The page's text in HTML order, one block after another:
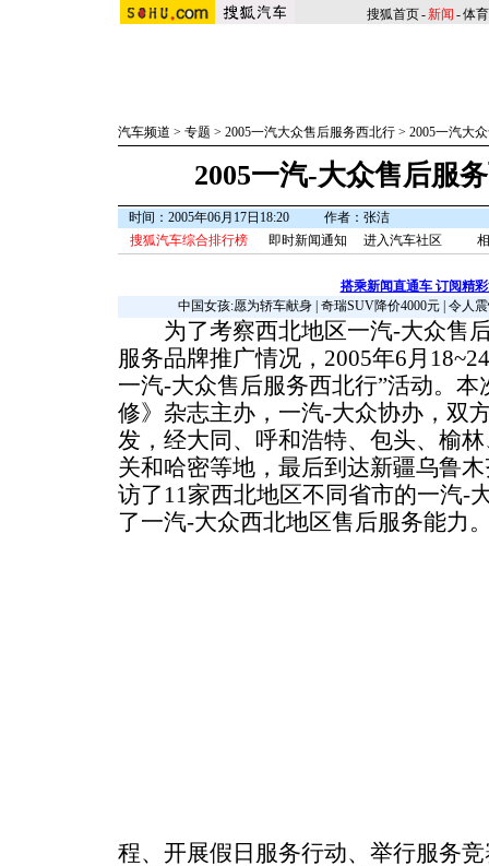
搜狐首页-新闻 -体育
汽车频道 > 专题 > 2005一汽大众售后服务西北行 > 2005一汽大
2005一汽-大众售后服
时间：2005年06月17日18:20
作者：张洁
搜狐汽车综合排行榜
即时新闻通知 进入汽车社区
搭乘新闻直通车 订阅精
中国女孩:愿为轿车献身 奇瑞SUV降价4000元 令人
为了考察西北地区一汽-大众售后
服务品牌推广情况，2005年6月
一汽-大众售后服务西北行”活动。
修》杂志主办，一汽-大众协办，双
发，经大同、呼和浩特、包头、榆
关和哈密等地，最后到达新疆乌鲁
访了11家西北地区不同省市的一汽-
了一汽-大众西北地区售后服务能力
程、开展假日服务行动、举行服务